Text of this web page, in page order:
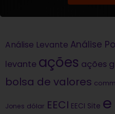
Análise Levante Análise
levante ações ações
bolsa de valores
Jones dólar EECI EECI Site